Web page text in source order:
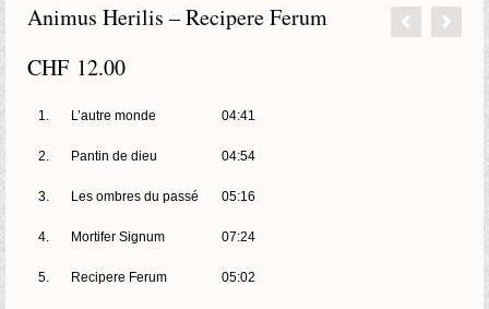
Animus Herilis – Recipere Ferum
CHF 12.00
1. L’autre monde 04:41
2. Pantin de dieu 04:54
3. Les ombres du passé 05:16
4. Mortifer Signum 07:24
5. Recipere Ferum 05:02